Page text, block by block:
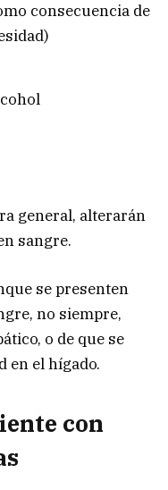
consecuencia de
general, alterarán
sangre.
se presenten
no siempre,
o de que se
en el hígado.
con